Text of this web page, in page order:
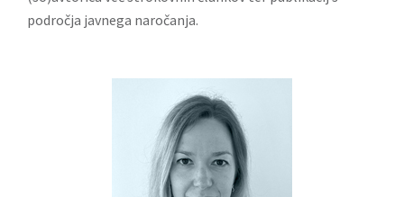
področja javnega naročanja.